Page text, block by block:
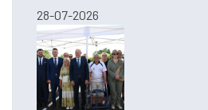
28-07-2026